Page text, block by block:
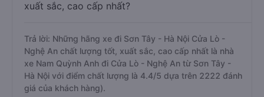
xuất sắc, cao cấp nhất?
Trả lời: Những hãng xe đi Sơn Tây - Hà Nội Cửa Lò -
Nghệ An chất lượng tốt, xuất sắc, cao cấp nhất là nhà
xe Nam Quỳnh Anh đi Cửa Lò - Nghệ An từ Sơn Tây -
Hà Nội với điểm chất lượng là 4.4/5 dựa trên 2222 đánh
giá của khách hàng).